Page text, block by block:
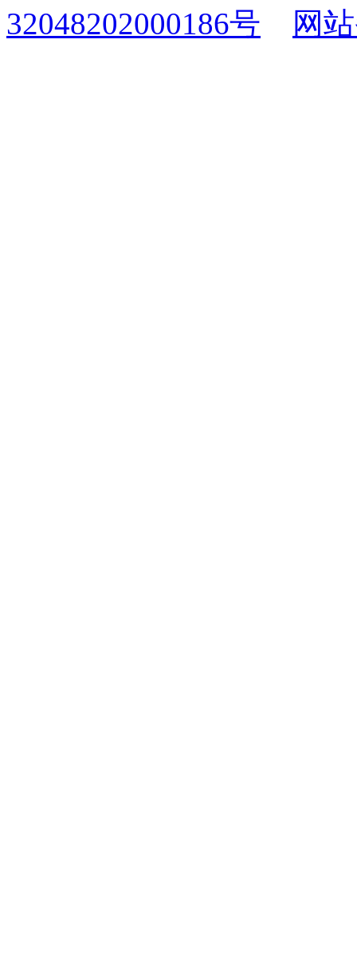
32048202000186号
网